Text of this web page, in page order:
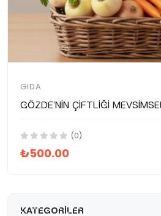
GIDA
Gözde'nin Çiftliği
(0)
₺500.00
KATEGORILER